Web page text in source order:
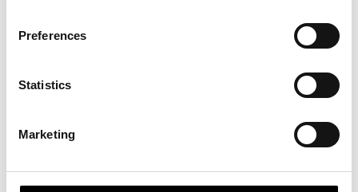
Preferences
Statistics
Marketing